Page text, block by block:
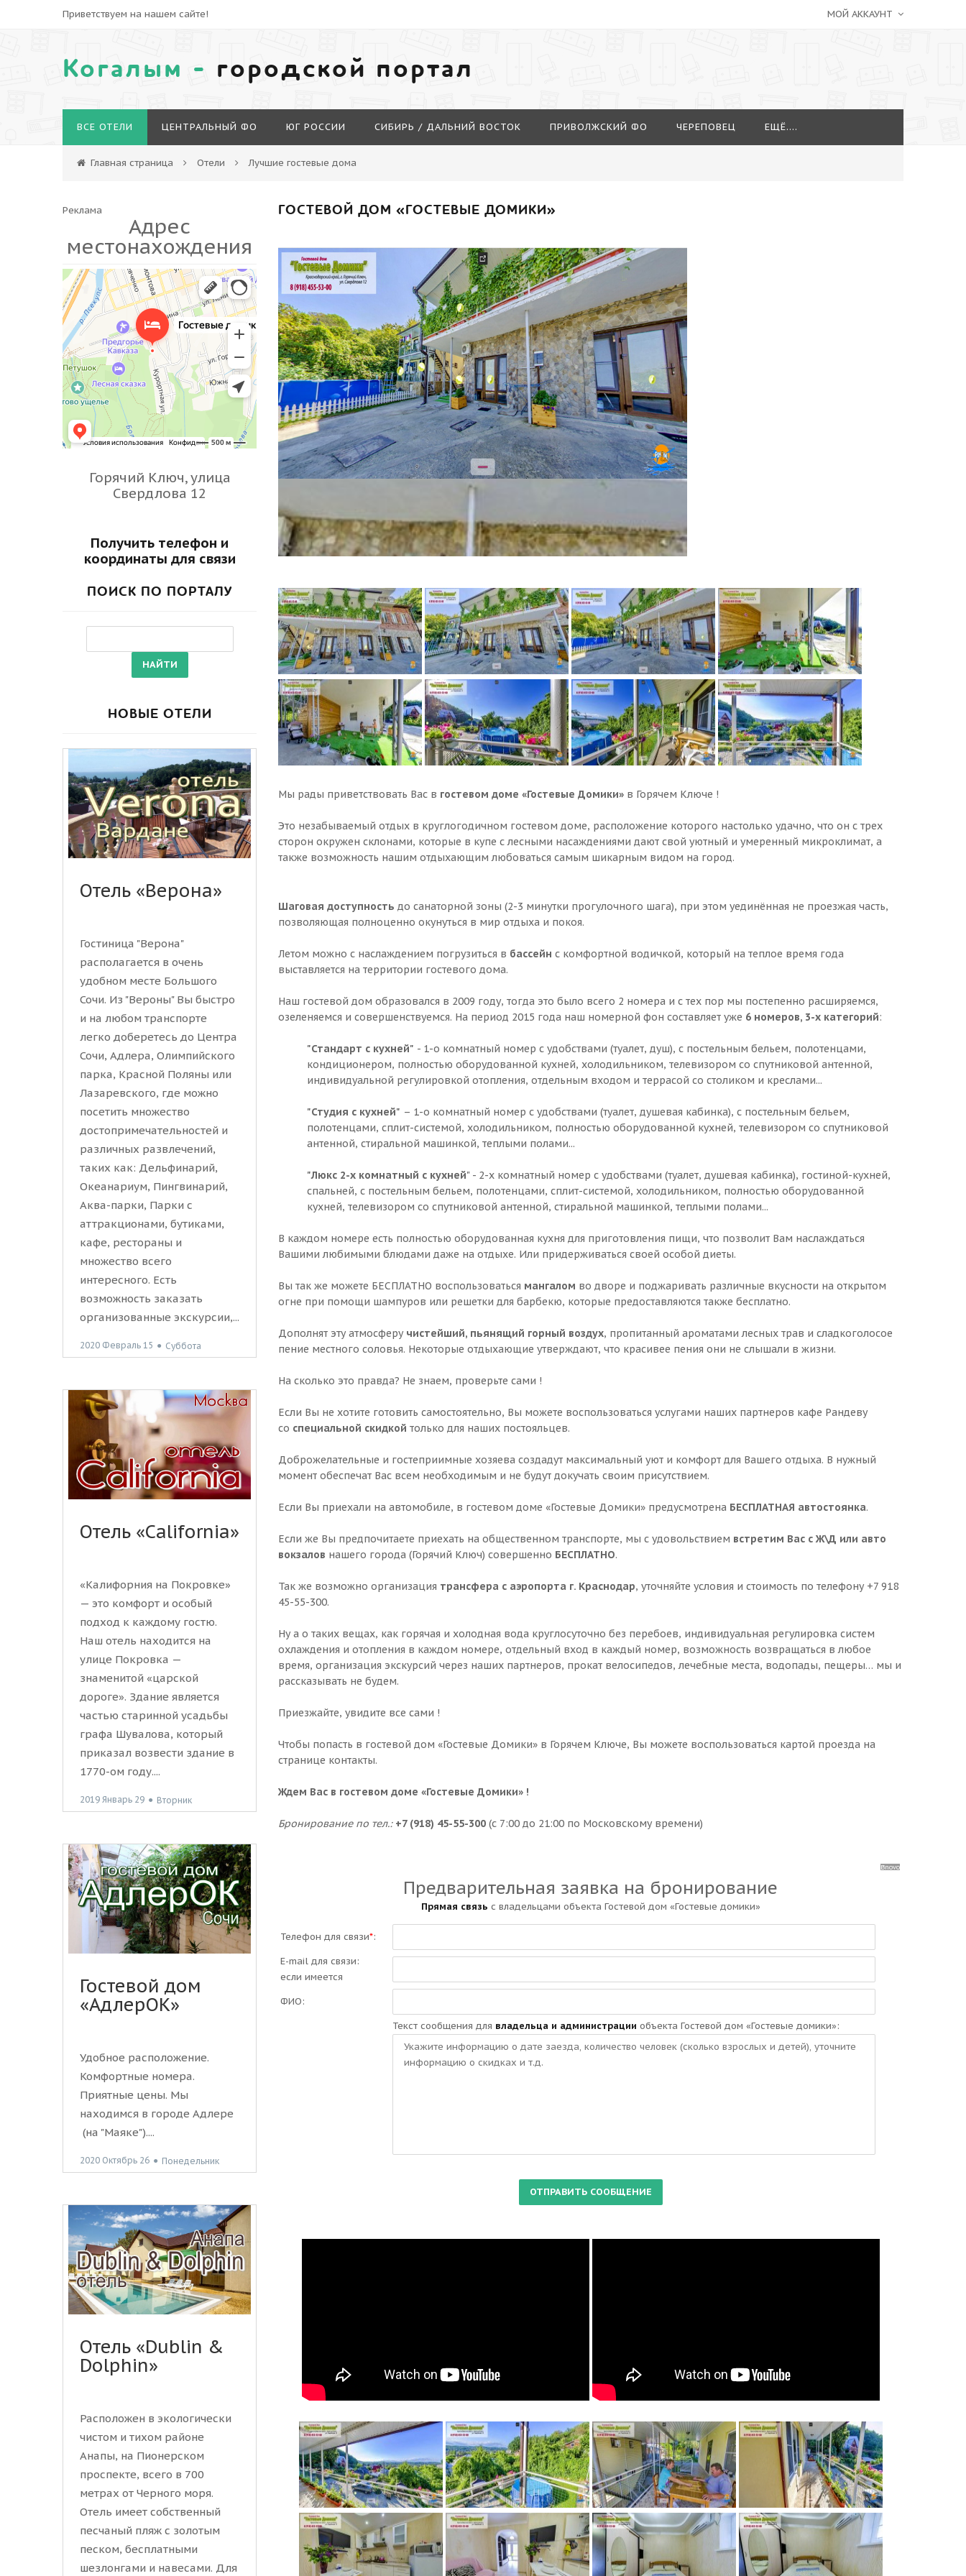
Приветствуем на нашем сайте! МОЙ АККАУНТ
Когалым - городской портал
ВСЕ ОТЕЛИ ЦЕНТРАЛЬНЫЙ ФО ЮГ РОССИИ СИБИРЬ / ДАЛЬНИЙ ВОСТОК ПРИВОЛЖСКИЙ ФО ЧЕРЕПОВЕЦ ЕЩЁ....
Главная страница Отели Лучшие гостевые дома
ГОСТЕВОЙ ДОМ «ГОСТЕВЫЕ ДОМИКИ»
Мы рады приветствовать Вас в гостевом доме «Гостевые Домики» в Горячем Ключе !
Это незабываемый отдых в круглогодичном гостевом доме, расположение которого настолько удачно, что он с трех
сторон окружен склонами, которые в купе с лесными насаждениями дают свой уютный и умеренный микроклимат, а
также возможность нашим отдыхающим любоваться самым шикарным видом на город.
Шаговая доступность до санаторной зоны (2-3 минутки прогулочного шага), при этом уединённая не проезжая часть,
позволяющая полноценно окунуться в мир отдыха и покоя.
Летом можно с наслаждением погрузиться в бассейн с комфортной водичкой, который на теплое время года
выставляется на территории гостевого дома.
Наш гостевой дом образовался в 2009 году, тогда это было всего 2 номера и с тех пор мы постепенно расширяемся,
озеленяемся и совершенствуемся. На период 2015 года наш номерной фон составляет уже 6 номеров, 3-х категорий:
"Стандарт с кухней" - 1-о комнатный номер с удобствами (туалет, душ), с постельным бельем, полотенцами,
кондиционером, полностью оборудованной кухней, холодильником, телевизором со спутниковой антенной,
индивидуальной регулировкой отопления, отдельным входом и террасой со столиком и креслами...
"Студия с кухней" – 1-о комнатный номер с удобствами (туалет, душевая кабинка), с постельным бельем,
полотенцами, сплит-системой, холодильником, полностью оборудованной кухней, телевизором со спутниковой
антенной, стиральной машинкой, теплыми полами...
"Люкс 2-х комнатный с кухней" - 2-х комнатный номер с удобствами (туалет, душевая кабинка), гостиной-кухней,
спальней, с постельным бельем, полотенцами, сплит-системой, холодильником, полностью оборудованной
кухней, телевизором со спутниковой антенной, стиральной машинкой, теплыми полами...
В каждом номере есть полностью оборудованная кухня для приготовления пищи, что позволит Вам наслаждаться
Вашими любимыми блюдами даже на отдыхе. Или придерживаться своей особой диеты.
Вы так же можете БЕСПЛАТНО воспользоваться мангалом во дворе и поджаривать различные вкусности на открытом
огне при помощи шампуров или решетки для барбекю, которые предоставляются также бесплатно.
Дополнят эту атмосферу чистейший, пьянящий горный воздух, пропитанный ароматами лесных трав и сладкоголосое
пение местного соловья. Некоторые отдыхающие утверждают, что красивее пения они не слышали в жизни.
На сколько это правда? Не знаем, проверьте сами !
Если Вы не хотите готовить самостоятельно, Вы можете воспользоваться услугами наших партнеров кафе Рандеву
со специальной скидкой только для наших постояльцев.
Доброжелательные и гостеприимные хозяева создадут максимальный уют и комфорт для Вашего отдыха. В нужный
момент обеспечат Вас всем необходимым и не будут докучать своим присутствием.
Если Вы приехали на автомобиле, в гостевом доме «Гостевые Домики» предусмотрена БЕСПЛАТНАЯ автостоянка.
Если же Вы предпочитаете приехать на общественном транспорте, мы с удовольствием встретим Вас с Ж\Д или авто
вокзалов нашего города (Горячий Ключ) совершенно БЕСПЛАТНО.
Так же возможно организация трансфера с аэропорта г. Краснодар, уточняйте условия и стоимость по телефону +7 918
45-55-300.
Ну а о таких вещах, как горячая и холодная вода круглосуточно без перебоев, индивидуальная регулировка систем
охлаждения и отопления в каждом номере, отдельный вход в каждый номер, возможность возвращаться в любое
время, организация экскурсий через наших партнеров, прокат велосипедов, лечебные места, водопады, пещеры… мы и
рассказывать не будем.
Приезжайте, увидите все сами !
Чтобы попасть в гостевой дом «Гостевые Домики» в Горячем Ключе, Вы можете воспользоваться картой проезда на
странице контакты.
Ждем Вас в гостевом доме «Гостевые Домики» !
Бронирование по тел.: +7 (918) 45-55-300 (с 7:00 до 21:00 по Московскому времени)
Bnovo
Предварительная заявка на бронирование
Прямая связь с владельцами объекта Гостевой дом «Гостевые домики»
Телефон для связи*:
E-mail для связи:
если имеется
ФИО:
Текст сообщения для владельца и администрации объекта Гостевой дом «Гостевые домики»:
Реклама
Адрес
местонахождения
Горячий Ключ, улица
Свердлова 12
Получить телефон и
координаты для связи
ПОИСК ПО ПОРТАЛУ
НОВЫЕ ОТЕЛИ
Отель «Верона»
Гостиница "Верона"
располагается в очень
удобном месте Большого
Сочи. Из "Вероны" Вы быстро
и на любом транспорте
легко доберетесь до Центра
Сочи, Адлера, Олимпийского
парка, Красной Поляны или
Лазаревского, где можно
посетить множество
достопримечательностей и
различных развлечений,
таких как: Дельфинарий,
Океанариум, Пингвинарий,
Аква-парки, Парки с
аттракционами, бутиками,
кафе, рестораны и
множество всего
интересного. Есть
возможность заказать
организованные экскурсии,...
2020 Февраль 15 ● Суббота
Отель «California»
«Калифорния на Покровке»
— это комфорт и особый
подход к каждому гостю.
Наш отель находится на
улице Покровка —
знаменитой «царской
дороге». Здание является
частью старинной усадьбы
графа Шувалова, который
приказал возвести здание в
1770-ом году....
2019 Январь 29 ● Вторник
Гостевой дом
«АдлерОК»
Удобное расположение.
Комфортные номера.
Приятные цены. Мы
находимся в городе Адлере
(на "Маяке")....
2020 Октябрь 26 ● Понедельник
Отель «Dublin &
Dolphin»
Расположен в экологически
чистом и тихом районе
Анапы, на Пионерском
проспекте, всего в 700
метрах от Черного моря.
Отель имеет собственный
песчаный пляж с золотым
песком, бесплатными
шезлонгами и навесами. Для